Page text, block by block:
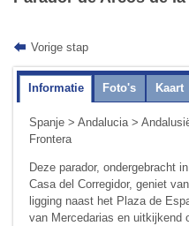
Vorige stap
Informatie Foto's Kaart
Spanje >Andalucia >
Frontera
Deze parador, ondergebracht
Casa del Corregidor, geniet
ligging naast het Plaza de
van Mercedarias en uitkijkend